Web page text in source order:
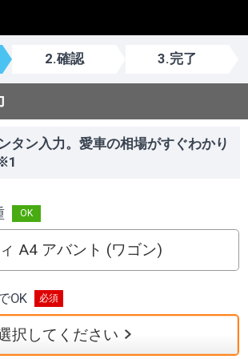
2.確認 3.完了
タン入力。愛車の相場がすぐわかり
A4 アバント (ワゴン)
OK
択してください